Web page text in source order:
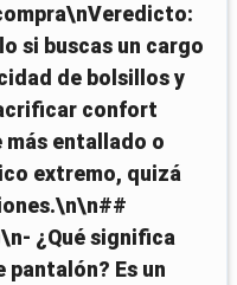
si buscas un cargo
de bolsillos y
confort
entallado o
extremo, quizá
¿Qué significa
pantalón? Es un